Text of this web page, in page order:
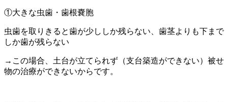
①大きな虫歯・歯根嚢胞
虫歯を取りきると歯が少ししか残らない、歯茎よりも下まで
しか歯が残らない
→この場合、土台が立てられず（支台築造ができない）被せ
物の治療ができないからです。